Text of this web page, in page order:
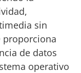
sin
proporciona
de datos
operativo